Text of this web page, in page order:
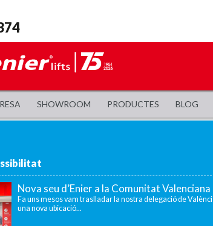
SHOWROOM PRODUCTES BLOG
Nova seu d’Enier a la Comunitat Valenciana
Fa uns mesos vam traslladar la nostra delegació de
una nova ubicació...